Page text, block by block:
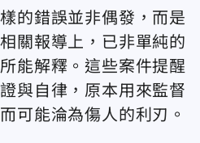
的錯誤並非偶發，而是
關報導上，已非單純的
能解釋。這些案件提醒
與自律，原本用來監督
可能淪為傷人的利刃。